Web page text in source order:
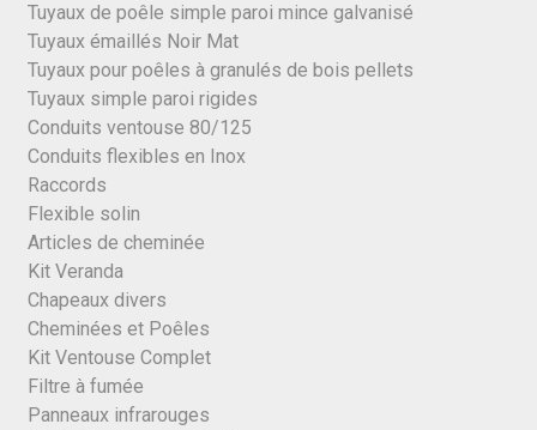
Tuyaux de poêle simple paroi mince galvanisé
Tuyaux émaillés Noir Mat
Tuyaux pour poêles à granulés de bois pellets
Tuyaux simple paroi rigides
Conduits ventouse 80/125
Conduits flexibles en Inox
Raccords
Flexible solin
Articles de cheminée
Kit Veranda
Chapeaux divers
Cheminées et Poêles
Kit Ventouse Complet
Filtre à fumée
Panneaux infrarouges